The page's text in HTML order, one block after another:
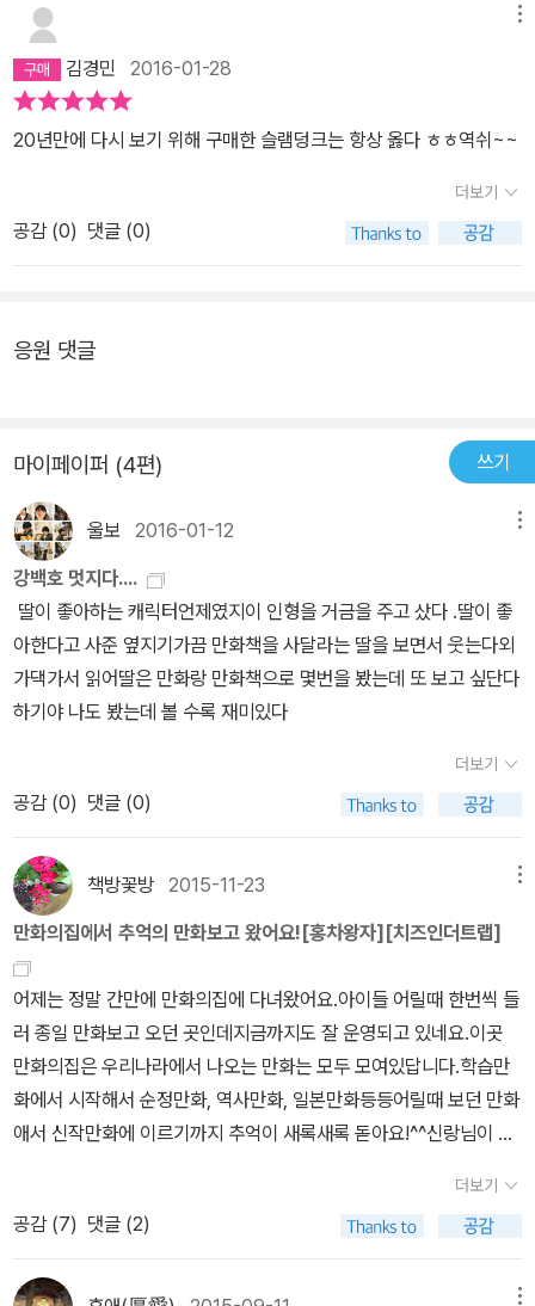
김경민 2016-01-28
20년만에 다시 보기 위해 구매한 슬램덩크는 항상 옳다 ㅎㅎ역쉬~~
더보기
공감 (0) 댓글 (0)
응원 댓글
마이페이퍼 (4편) 쓰기
울보 2016-01-12
강백호 멋지다....
딸이 좋아하는 캐릭터언제였지이 인형을 거금을 주고 샀다 .딸이 좋
아한다고 사준 옆지기가끔 만화책을 사달라는 딸을 보면서 웃는다외
가댁가서 읽어딸은 만화랑 만화책으로 몇번을 봤는데 또 보고 싶단다
더보기
공감 (0) 댓글 (0)
책방꽃방 2015-11-23
만화의집에서 추억의 만화보고 왔어요![홍차왕자][치즈인더트랩]
어제는 정말 간만에 만화의집에 다녀왔어요.아이들 어릴때 한번씩 들
러 종일 만화보고 오던 곳인데지금까지도 잘 운영되고 있네요.이곳
만화의집은 우리나라에서 나오는 만화는 모두 모여있답니다.학습만
화에서 시작해서 순정만화, 역사만화, 일본만화등등어릴때 보던 만화
애서 신작만화에 이르기까지 추억이 새록새록 돋아요!^^신랑님이 비
짝않고.책장을 보다보니 식객도 있도 미생도 있고 그리고...홍차왕자
가 있더라구요.아쌈 얼그레이 홍차왕자. 간만에 보니 완전 반가운거
있죠!^^그리구 드라마로 방영한다는 치즈인더트랩도 있어서 봤는데
쟈밌네요.정체를 알 수 없는 자상한 남자.맨날 이리 넘어지고 저리 치
더보기
공감 (7) 댓글 (2)